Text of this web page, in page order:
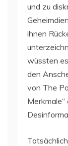
und zu
ihnen
wüssten
den
von The
Merkmale“